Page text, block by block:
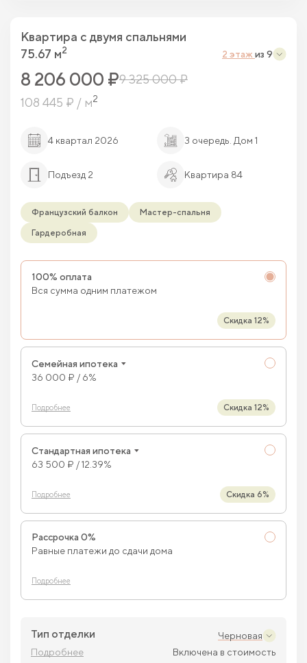
Квартира c двумя спальнями
75.67 м2 2 этаж из 9
8 206 000 ₽9 325 000 ₽
108 445 ₽ / м2
4 квартал 2026 3 очередь. Дом 1
Подъезд 2 Квартира 84
Французский балкон Мастер-спальня
Гардеробная
100% оплата
Вся сумма одним платежом
Скидка 12%
Семейная ипотека
36 000 ₽ / 6%
Подробнее Скидка 12%
Стандартная ипотека
63 500 ₽ / 12.39%
Подробнее Скидка 6%
Рассрочка 0%
Равные платежи до сдачи дома
Подробнее
Тип отделки
Черновая
Подробнее
Включена в стоимость